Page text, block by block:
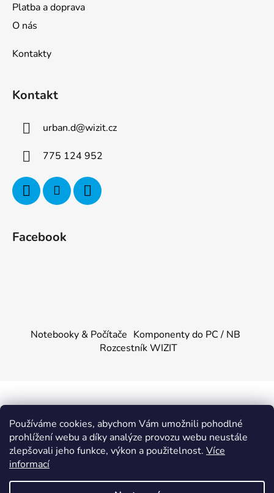
Používáme cookies, abychom Vám umožnili pohodlné
prohlížení webu a díky analýze provozu webu neustále
zlepšovali jeho funkce, výkon a použitelnost. Více
informací
Platba a doprava
O nás
Kontakty
Kontakt
urban.d@wizit.cz
775 124 952
Facebook
Notebooky & Počítače Komponenty do PC / NB
Rozcestník WIZIT
Copyright 2026KOMPONENTY.NET / WIZIT.EU
Všechna práva vyhrazena.|Obchodní podmínky|Ochrana
osobních údajů
Provozovatel e-shopu: Dalibor Urban, IČ: 88355144,